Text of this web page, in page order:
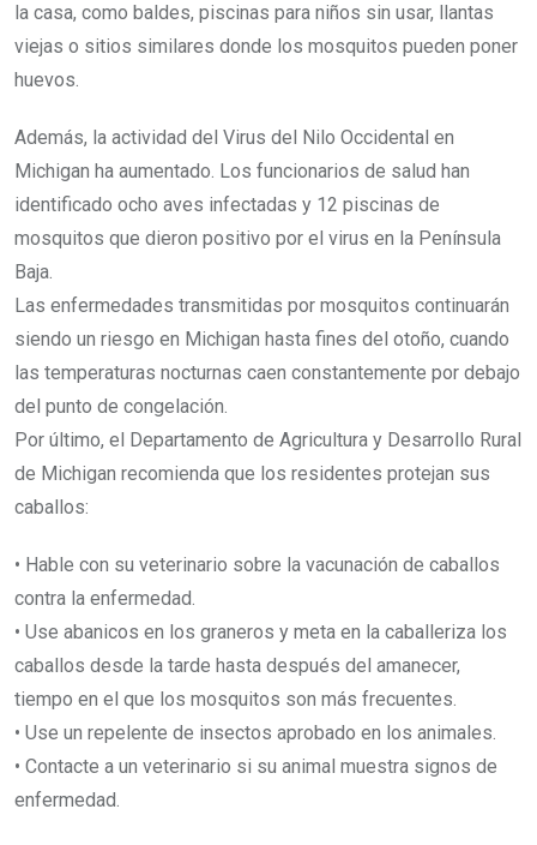
la casa, como baldes, piscinas para niños sin usar, llantas
viejas o sitios similares donde los mosquitos pueden poner
huevos.
Además, la actividad del Virus del Nilo Occidental en
Michigan ha aumentado. Los funcionarios de salud han
identificado ocho aves infectadas y 12 piscinas de
mosquitos que dieron positivo por el virus en la Península
Baja.
Las enfermedades transmitidas por mosquitos continuarán
siendo un riesgo en Michigan hasta fines del otoño, cuando
las temperaturas nocturnas caen constantemente por debajo
del punto de congelación.
Por último, el Departamento de Agricultura y Desarrollo Rural
de Michigan recomienda que los residentes protejan sus
caballos:
• Hable con su veterinario sobre la vacunación de caballos
contra la enfermedad.
• Use abanicos en los graneros y meta en la caballeriza los
caballos desde la tarde hasta después del amanecer,
tiempo en el que los mosquitos son más frecuentes.
• Use un repelente de insectos aprobado en los animales.
• Contacte a un veterinario si su animal muestra signos de
enfermedad.